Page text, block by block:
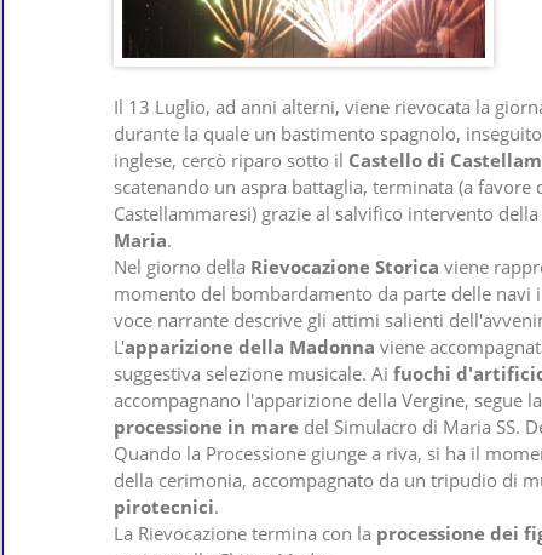
Il 13 Luglio, ad anni alterni, viene rievocata la
durante la quale un bastimento spagnolo,
inglese, cercò riparo sotto il Castello di
scatenando un aspra battaglia, terminata (a favore
Castellammaresi) grazie al salvifico intervento della
Maria.
Nel giorno della Rievocazione Storica viene
momento del bombardamento da parte delle navi
voce narrante descrive gli attimi salienti
L'apparizione della Madonna viene
suggestiva selezione musicale. Ai fuochi
accompagnano l'apparizione della Vergine, segue
processione in mare del Simulacro di Maria SS.
Quando la Processione giunge a riva, si ha il
della cerimonia, accompagnato da un tripudio di
pirotecnici.
La Rievocazione termina con la processione dei